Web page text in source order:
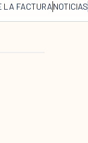
LA FACTURANOTICIAS